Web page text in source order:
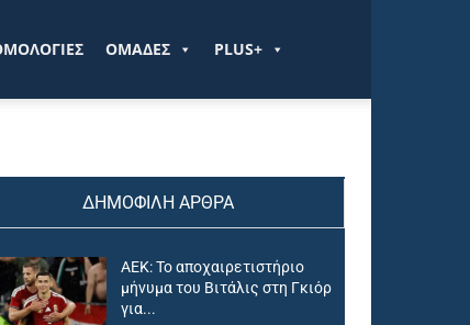
ΟΜΑΔΕΣ PLUS+
ΔΗΜΟΦΙΛΗ ΑΡΘΡΑ
ΑΕΚ: Το αποχαιρετιστήριο
μήνυμα του Βιτάλις στη Γκιόρ
για...